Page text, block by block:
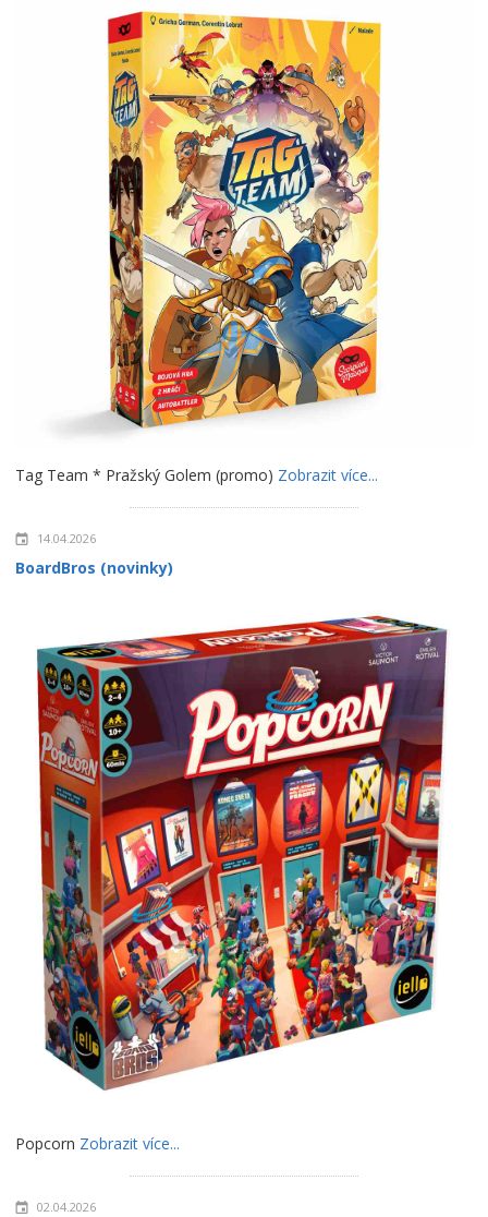
Tag Team * Pražský Golem (promo) Zobrazit více...
14.04.2026
BoardBros (novinky)
Popcorn Zobrazit více...
02.04.2026